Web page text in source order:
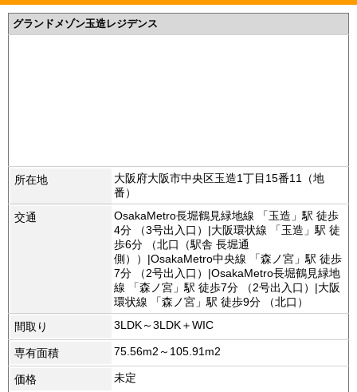
グランドメゾン玉造レジデンス
所在地
大阪府大阪市中央区玉造1丁目15番11（地
番）
交通
OsakaMetro長堀鶴見緑地線 「玉造」駅 徒歩
4分 （3号出入口）|大阪環状線 「玉造」駅 徒
歩6分 （北口（駅舎 長堀通
側））|OsakaMetro中央線 「森ノ宮」駅 徒歩
7分 （2号出入口）|OsakaMetro長堀鶴見緑地
線 「森ノ宮」駅 徒歩7分 （2号出入口）|大阪
環状線 「森ノ宮」駅 徒歩9分 （北口）
間取り
3LDK～3LDK＋WIC
専有面積 75.56m2～105.91m2
価格 未定